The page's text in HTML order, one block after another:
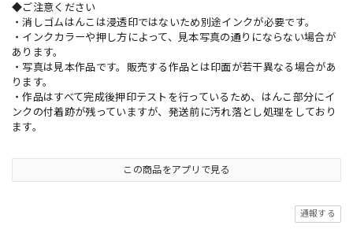
◆ご注意ください
・消しゴムはんこは浸透印ではないため別途インクが必要です。
・インクカラーや押し方によって、見本写真の通りにならない場合が
あります。
・写真は見本作品です。販売する作品とは印面が若干異なる場合があ
ります。
・作品はすべて完成後押印テストを行っているため、はんこ部分にイ
ンクの付着跡が残っていますが、発送前に汚れ落とし処理をしており
ます。
この商品をアプリで見る
通報する